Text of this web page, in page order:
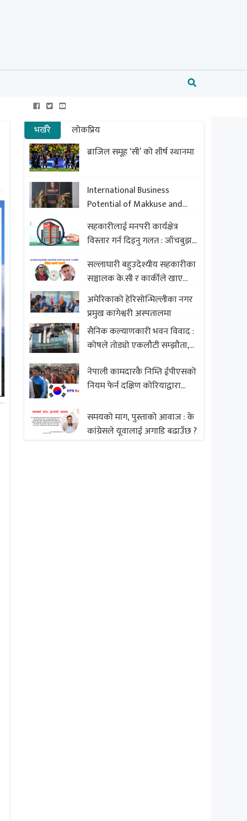
भर्खरै
लोकप्रिय
ब्राजिल समूह ‘सी’ को शीर्ष स्थानमा
International Business
Potential of Makkuse and
Export Opportunities of
Nepali Sweets with Global
Comparison to Baklava
सहकारीलाई मनपरी कार्यक्षेत्र
विस्तार गर्न दिइनु गलत : जाँचबुझ
सल्लाघारी बहुउदेश्यीय सहकारीका
सञ्चालक के.सी र कार्कीले खाए
सदस्यको करोडौं बचत
अमेरिकाको हेरिसोन्भिल्लीका नगर
प्रमुख कागेश्वरी अस्पतालमा
सैनिक कल्याणकारी भवन विवाद :
कोषले तोड्यो एकलौटी सम्झौता,
बिखलबन्दमा (भिडियो)
नेपाली कामदारकै निम्ति ईपीएसको
नियम फेर्न दक्षिण कोरियाद्वारा
समयको माग, पुस्ताको आवाज : के
कांग्रेसले यूवालाई अगाडि बढाउँछ ?